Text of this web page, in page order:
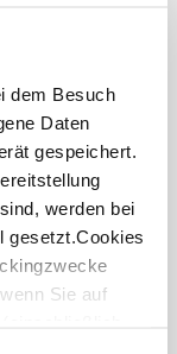
dem Besuch
Daten
gespeichert.
werden bei
gesetzt.Cookies
Sie auf
einer